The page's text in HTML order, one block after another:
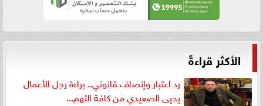
الأكثر قراءةً
رد اعتبار وإنصاف قانوني.. براءة رجل الأعمال
يحيى الصعيدي من كافة التهم...